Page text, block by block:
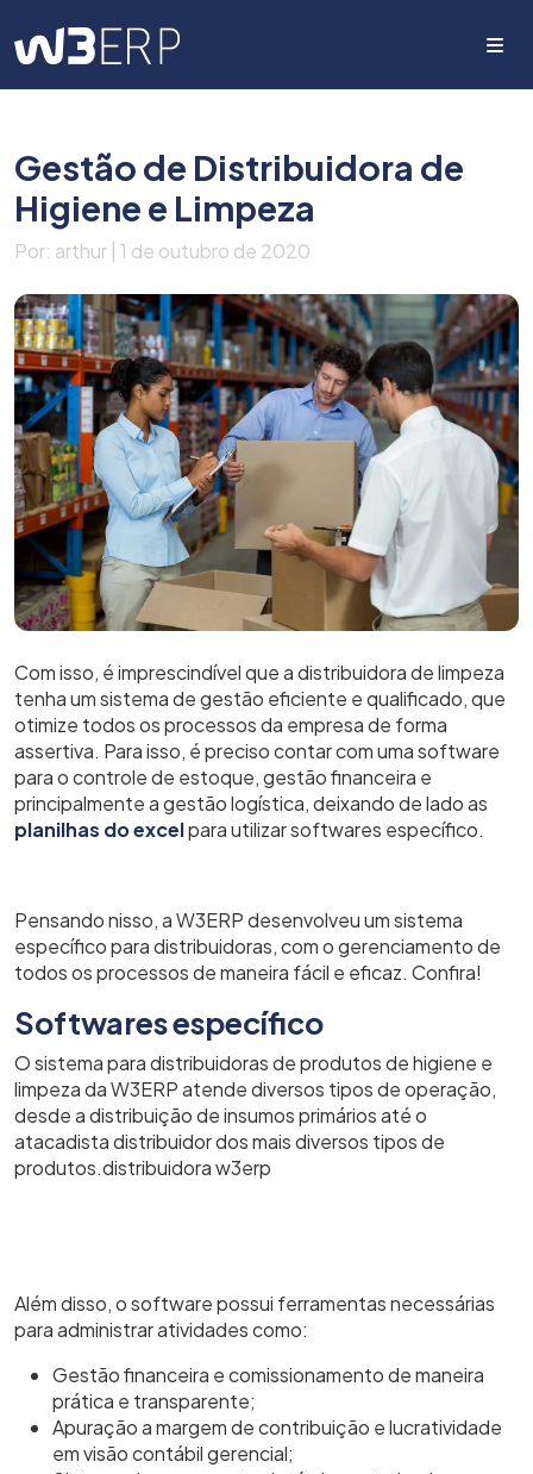
Gestão de Distribuidora de
Higiene e Limpeza
Por: arthur | 1 de outubro de 2020
Com isso, é imprescindível que a distribuidora de limpeza
tenha um sistema de gestão eficiente e qualificado, que
otimize todos os processos da empresa de forma
assertiva. Para isso, é preciso contar com uma software
para o controle de estoque, gestão financeira e
principalmente a gestão logística, deixando de lado as
planilhas do excelpara utilizar softwares específico.
Pensando nisso, a W3ERP desenvolveu um sistema
específico para distribuidoras, com o gerenciamento de
todos os processos de maneira fácil e eficaz. Confira!
Softwares específico
O sistema para distribuidoras de produtos de higiene e
limpeza da W3ERP atende diversos tipos de operação,
desde a distribuição de insumos primários até o
atacadista distribuidor dos mais diversos tipos de
produtos.distribuidora w3erp
Além disso, o software possui ferramentas necessárias
para administrar atividades como:
Gestão financeira e comissionamento de maneira
prática e transparente;
Apuração a margem de contribuição e lucratividade
em visão contábil gerencial;